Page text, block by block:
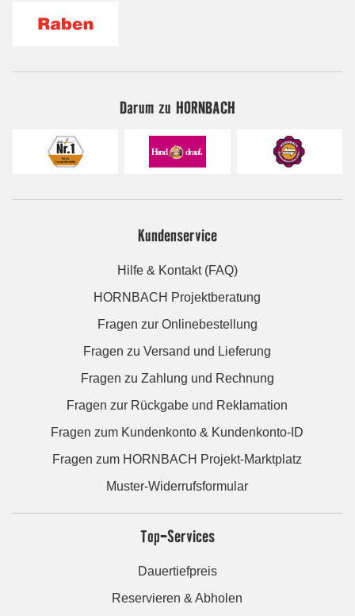
Darum zu HORNBACH
Kundenservice
Hilfe & Kontakt (FAQ)
HORNBACH Projektberatung
Fragen zur Onlinebestellung
Fragen zu Versand und Lieferung
Fragen zu Zahlung und Rechnung
Fragen zur Rückgabe und Reklamation
Fragen zum Kundenkonto & Kundenkonto-ID
Fragen zum HORNBACH Projekt-Marktplatz
Muster-Widerrufsformular
Top-Services
Dauertiefpreis
Reservieren & Abholen